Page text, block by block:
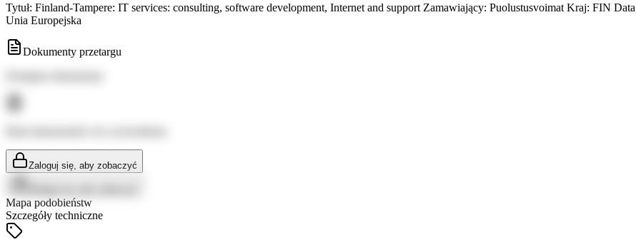
Tytuł: Finland-Tampere: IT services: consulting, software development, Internet and support Zamawiający: Puolustusvoimat Kraj: FIN
Unia Europejska
Dokumenty przetargu
Zaloguj się, aby zobaczyć
Mapa podobieństw
Szczegóły techniczne